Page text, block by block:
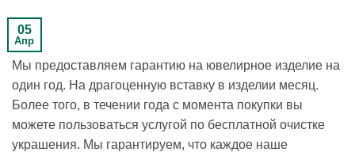
05
Апр
Мы предоставляем гарантию на ювелирное изделие на
один год. На драгоценную вставку в изделии месяц.
Более того, в течении года с момента покупки вы
можете пользоваться услугой по бесплатной очистке
украшения. Мы гарантируем, что каждое наше